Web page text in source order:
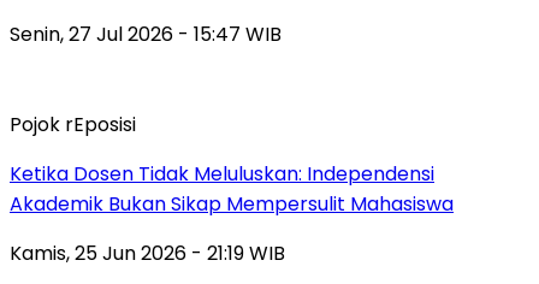
Senin, 27 Jul 2026 - 15:47 WIB
Pojok rEposisi
Ketika Dosen Tidak Meluluskan: Independensi
Akademik Bukan Sikap Mempersulit Mahasiswa
Kamis, 25 Jun 2026 - 21:19 WIB